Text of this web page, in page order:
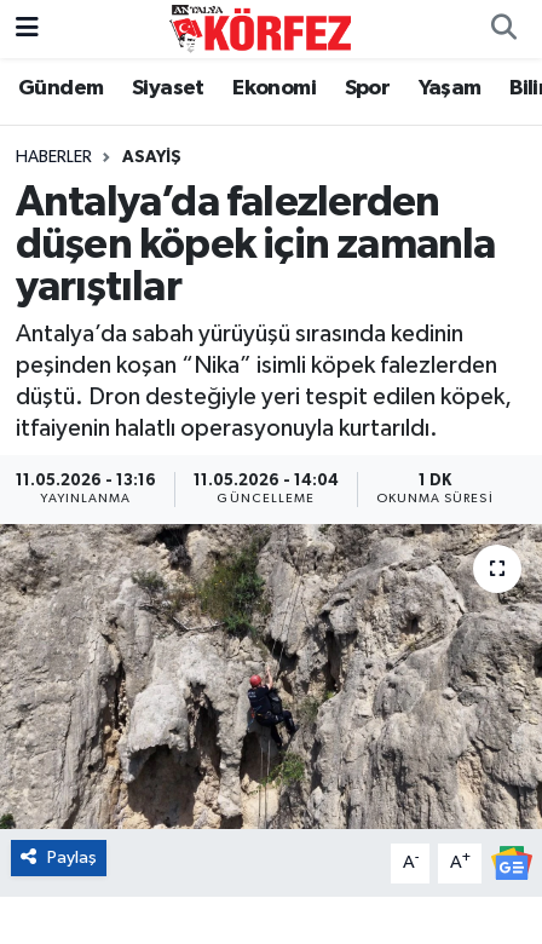
Gündem Siyaset Ekonomi Spor Yaşam
HABERLER ASAYIŞ
Antalya’da falezlerden
düşen köpek için zamanla
yarıştılar
Antalya’da sabah yürüyüşü sırasında kedinin
peşinden koşan “Nika” isimli köpek falezlerden
düştü. Dron desteğiyle yeri tespit edilen köpek,
itfaiyenin halatlı operasyonuyla kurtarıldı.
11.05.2026 - 13:16
YAYINLANMA
11.05.2026 - 14:04
GÜNCELLEME
1 DK
OKUNMA SÜRESI
Paylaş A- A+
Gündem
Siyaset
Yerel Yönetim
Ekonomi
Spor
Yaşam
Dünya
Eğitim
Sağlık
Magazin
Turizm
Çevre
Nöbetçi Eczaneler
Hava Durumu
Trafik Durumu
Süper Lig Puan Durumu ve Fikstür
Tüm Manşetler
Son Dakika Haberleri